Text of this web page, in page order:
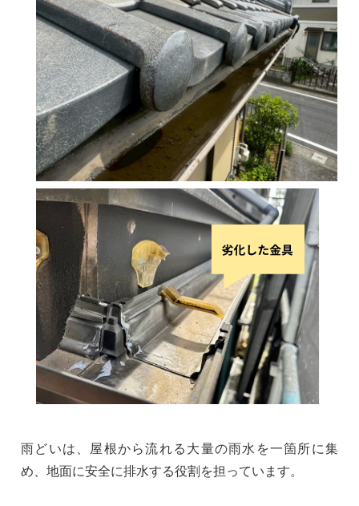
雨どいは、屋根から流れる大量の雨水を一箇所に集
め、地面に安全に排水する役割を担っています。